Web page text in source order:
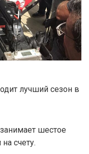
лучший сезон в
шестое
счету.